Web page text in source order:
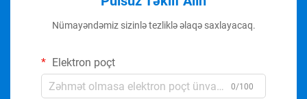
Nümayəndəmiz sizinlə tezliklə əlaqə saxlayacaq.
Elektron poçt
0/100